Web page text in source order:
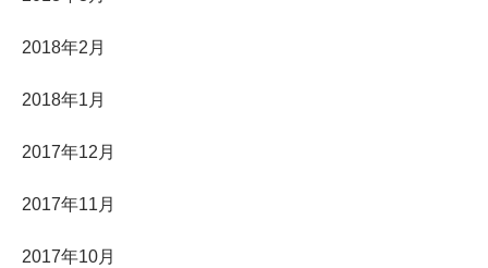
2018年2月
2018年1月
2017年12月
2017年11月
2017年10月